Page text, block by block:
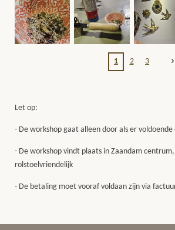
1 2 3
Let op:
- De workshop gaat alleen door als er voldoende
- De workshop vindt plaats in Zaandam
rolstoelvriendelijk
- De betaling moet vooraf voldaan zijn via